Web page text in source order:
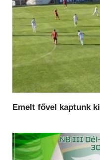
Emelt fővel kaptunk